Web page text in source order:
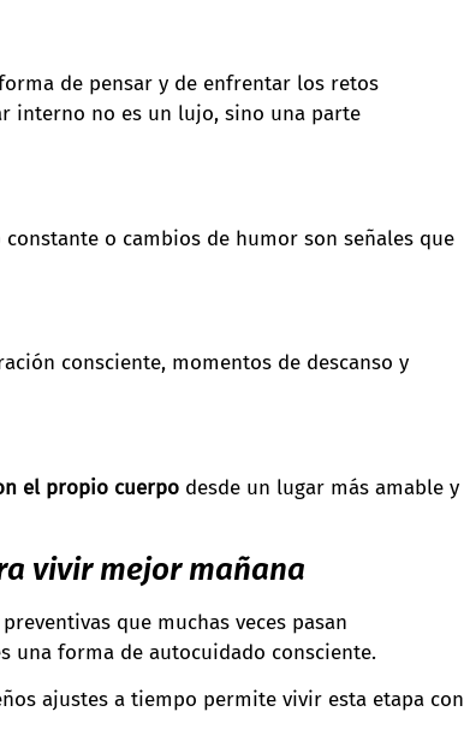
de pensar y de enfrentar los retos
interno no es un lujo, sino una parte
o cambios de humor son señales que
consciente, momentos de descanso y
el propio cuerpo desde un lugar más amable y
vivir mejor mañana
que muchas veces pasan
una forma de autocuidado consciente.
ajustes a tiempo permite vivir esta etapa con